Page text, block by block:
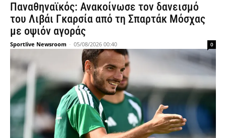
Παναθηναϊκός: Ανακοίνωσε τον δανεισμό
του Λιβάι Γκαρσία από τη Σπαρτάκ Μόσχας
με οψιόν αγοράς
Sportlive Newsroom - 05/08/2026 00:40 0